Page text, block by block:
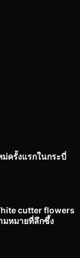
ม่ครั้งแรกในกระบี่
cutter flowers
มหมายที่ลึกซึ้ง